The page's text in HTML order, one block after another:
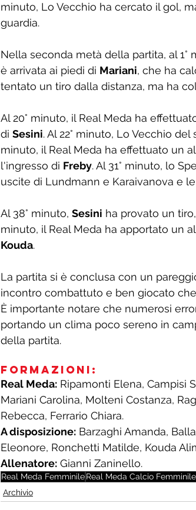
minuto, Lo Vecchio ha cercato il gol,
guardia.
Nella seconda metà della partita, al 1°
è arrivata ai piedi di Mariani, che ha
tentato un tiro dalla distanza, ma ha
Al 20° minuto, il Real Meda ha
di Sesini. Al 22° minuto, Lo Vecchio
minuto, il Real Meda ha effettuato un
l'ingresso di Freby. Al 31° minuto, lo
uscite di Lundmann e Karaivanova e
Al 38° minuto, Sesini ha provato un
minuto, il Real Meda ha apportato un
Kouda.
La partita si è conclusa con un
incontro combattuto e ben giocato
È importante notare che numerosi
portando un clima poco sereno in
della partita.
Formazioni:
Real Meda: Ripamonti Elena, Campisi
Mariani Carolina, Molteni Costanza,
Rebecca, Ferrario Chiara.
A disposizione: Barzaghi Amanda,
Eleonore, Ronchetti Matilde, Kouda
Allenatore: Gianni Zaninello.
Real Meda FemminileReal Meda Calcio Femminile
Archivio